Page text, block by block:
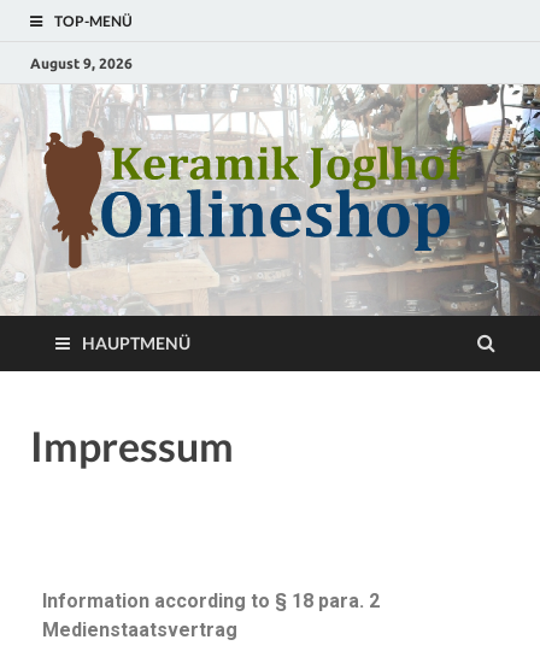
TOP-MENÜ
August 9, 2026
HAUPTMENÜ
Impressum
Information according to § 18 para. 2
Medienstaatsvertrag